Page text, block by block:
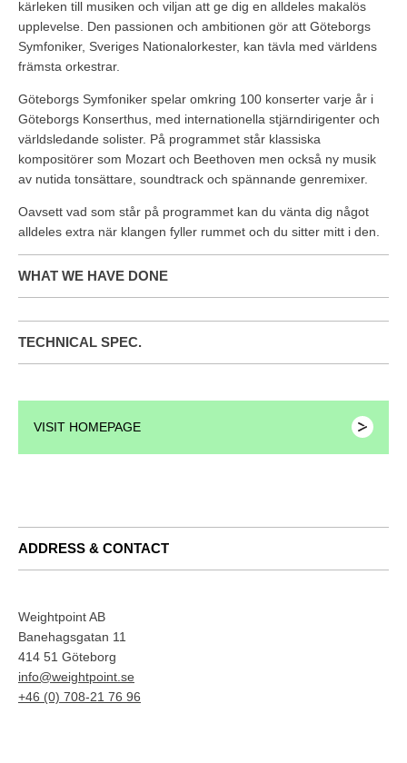
kärleken till musiken och viljan att ge dig en alldeles makalös
upplevelse. Den passionen och ambitionen gör att Göteborgs
Symfoniker, Sveriges Nationalorkester, kan tävla med världens
främsta orkestrar.
Göteborgs Symfoniker spelar omkring 100 konserter varje år i
Göteborgs Konserthus, med internationella stjärndirigenter och
världsledande solister. På programmet står klassiska
kompositörer som Mozart och Beethoven men också ny musik
av nutida tonsättare, soundtrack och spännande genremixer.
Oavsett vad som står på programmet kan du vänta dig något
alldeles extra när klangen fyller rummet och du sitter mitt i den.
WHAT WE HAVE DONE
TECHNICAL SPEC.
VISIT HOMEPAGE
ADDRESS & CONTACT
Weightpoint AB
Banehagsgatan 11
414 51 Göteborg
info@weightpoint.se
+46 (0) 708-21 76 96